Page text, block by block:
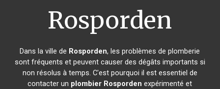
Rosporden
Dans la ville de Rosporden, les problèmes de plomberie
sont fréquents et peuvent causer des dégâts importants si
non résolus à temps. C'est pourquoi il est essentiel de
contacter un plombier Rosporden expérimenté et